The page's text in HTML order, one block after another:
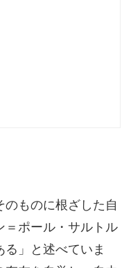
ものに根ざした自
＝ポール・サルトル
」と述べていま